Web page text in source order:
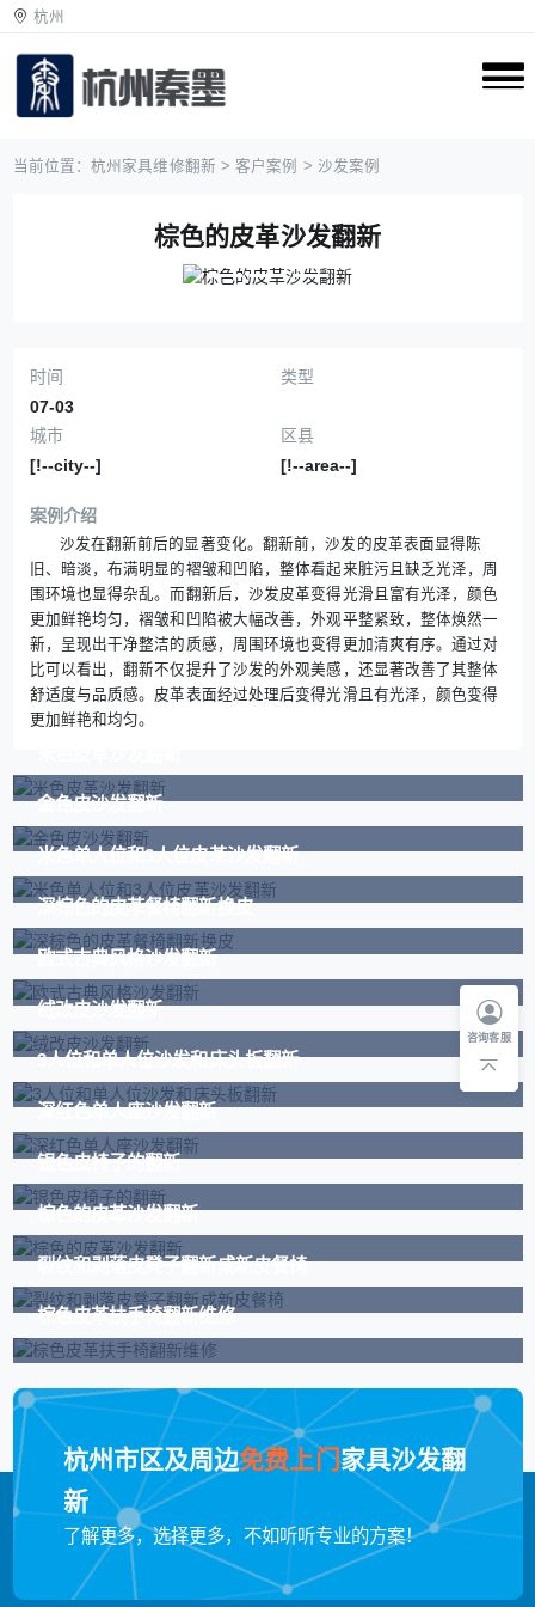
杭州
当前位置： 杭州家具维修翻新 > 客户案例 > 沙发案例
棕色的皮革沙发翻新
案例介绍
沙发在翻新前后的显著变化。翻新前，沙发的皮革表面显得陈
旧、暗淡，布满明显的褶皱和凹陷，整体看起来脏污且缺乏光泽，周
围环境也显得杂乱。而翻新后，沙发皮革变得光滑且富有光泽，颜色
更加鲜艳均匀，褶皱和凹陷被大幅改善，外观平整紧致，整体焕然一
新，呈现出干净整洁的质感，周围环境也变得更加清爽有序。通过对
比可以看出，翻新不仅提升了沙发的外观美感，还显著改善了其整体
舒适度与品质感。皮革表面经过处理后变得光滑且有光泽，颜色变得
更加鲜艳和均匀。
时间
07-03
类型
城市
[!--city--]
区县
[!--area--]
金色皮沙发翻新
米色单人位和3人位皮革沙发翻新
深棕色的皮革餐椅翻新换皮
欧式古典风格沙发翻新
绒改皮沙发翻新
3人位和单人位沙发和床头板翻新
深红色单人座沙发翻新
银色皮椅子的翻新
棕色的皮革沙发翻新
裂纹和剥落皮凳子翻新成新皮餐椅
棕色皮革扶手椅翻新维修
杭州市区及周边免费上门家具沙发翻
新
了解更多，选择更多，不如听听专业的方案！
咨询客服